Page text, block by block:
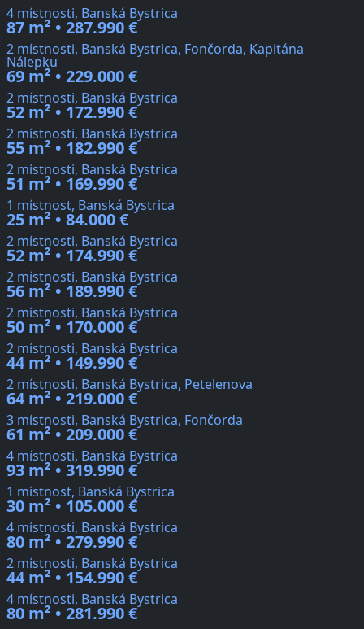
4 místnosti, Banská Bystrica
87 m² • 287.990 €
2 místnosti, Banská Bystrica, Fončorda, Kapitána
Nálepku
69 m² • 229.000 €
2 místnosti, Banská Bystrica
52 m² • 172.990 €
2 místnosti, Banská Bystrica
55 m² • 182.990 €
2 místnosti, Banská Bystrica
51 m² • 169.990 €
1 místnost, Banská Bystrica
25 m² • 84.000 €
2 místnosti, Banská Bystrica
52 m² • 174.990 €
2 místnosti, Banská Bystrica
56 m² • 189.990 €
2 místnosti, Banská Bystrica
50 m² • 170.000 €
2 místnosti, Banská Bystrica
44 m² • 149.990 €
2 místnosti, Banská Bystrica, Petelenova
64 m² • 219.000 €
3 místnosti, Banská Bystrica, Fončorda
61 m² • 209.000 €
4 místnosti, Banská Bystrica
93 m² • 319.990 €
1 místnost, Banská Bystrica
30 m² • 105.000 €
4 místnosti, Banská Bystrica
80 m² • 279.990 €
2 místnosti, Banská Bystrica
44 m² • 154.990 €
4 místnosti, Banská Bystrica
80 m² • 281.990 €